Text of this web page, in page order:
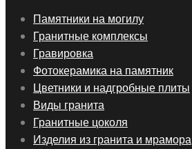
Skip
content
Памятники на могилу
Гранитные комплексы
Гравировка
Фотокерамика на памятник
Цветники и надгробные плиты
Виды гранита
Гранитные цоколя
Изделия из гранита и мрамора